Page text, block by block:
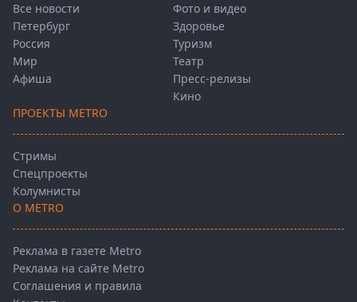
Все новости
Петербург
Россия
Мир
Афиша
Фото и видео
Здоровье
Туризм
Театр
Пресс-релизы
Кино
ПРОЕКТЫ METRO
Стримы
Спецпроекты
Колумнисты
О METRO
Реклама в газете Metro
Реклама на сайте Metro
Соглашения и правила